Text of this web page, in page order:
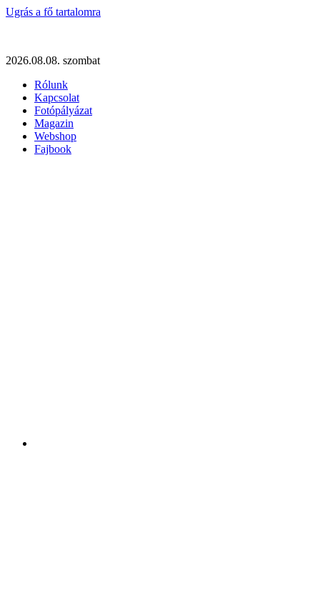
Ugrás a fő tartalomra
2026.08.08. szombat
Rólunk
Kapcsolat
Fotópályázat
Magazin
Webshop
Fajbook